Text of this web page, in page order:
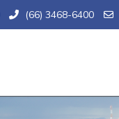
(66) 3468-6400